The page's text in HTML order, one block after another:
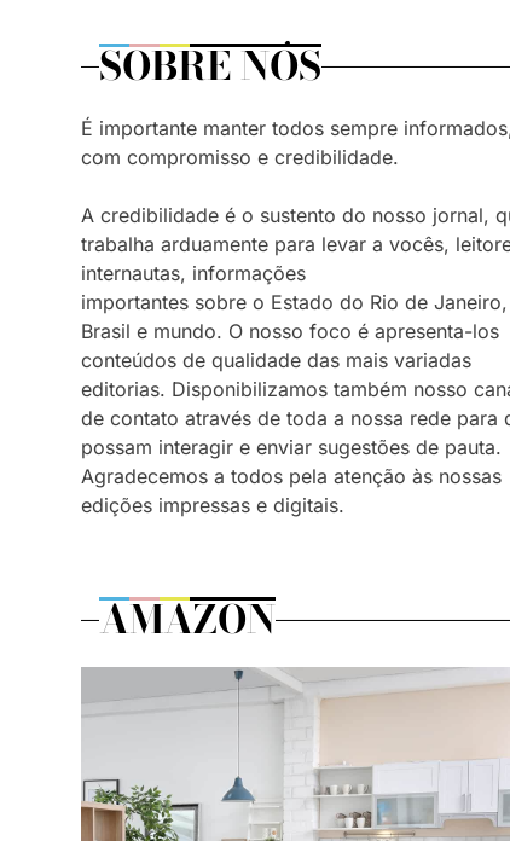
SOBRE NÓS
É importante manter todos sempre
com compromisso e credibilidade.
A credibilidade é o sustento do nosso jornal,
trabalha arduamente para levar a vocês,
internautas, informações
importantes sobre o Estado do Rio de Janeiro,
Brasil e mundo. O nosso foco é apresenta-los
conteúdos de qualidade das mais variadas
editorias. Disponibilizamos também nosso
de contato através de toda a nossa rede para
possam interagir e enviar sugestões de pauta.
Agradecemos a todos pela atenção às nossas
edições impressas e digitais.
AMAZON